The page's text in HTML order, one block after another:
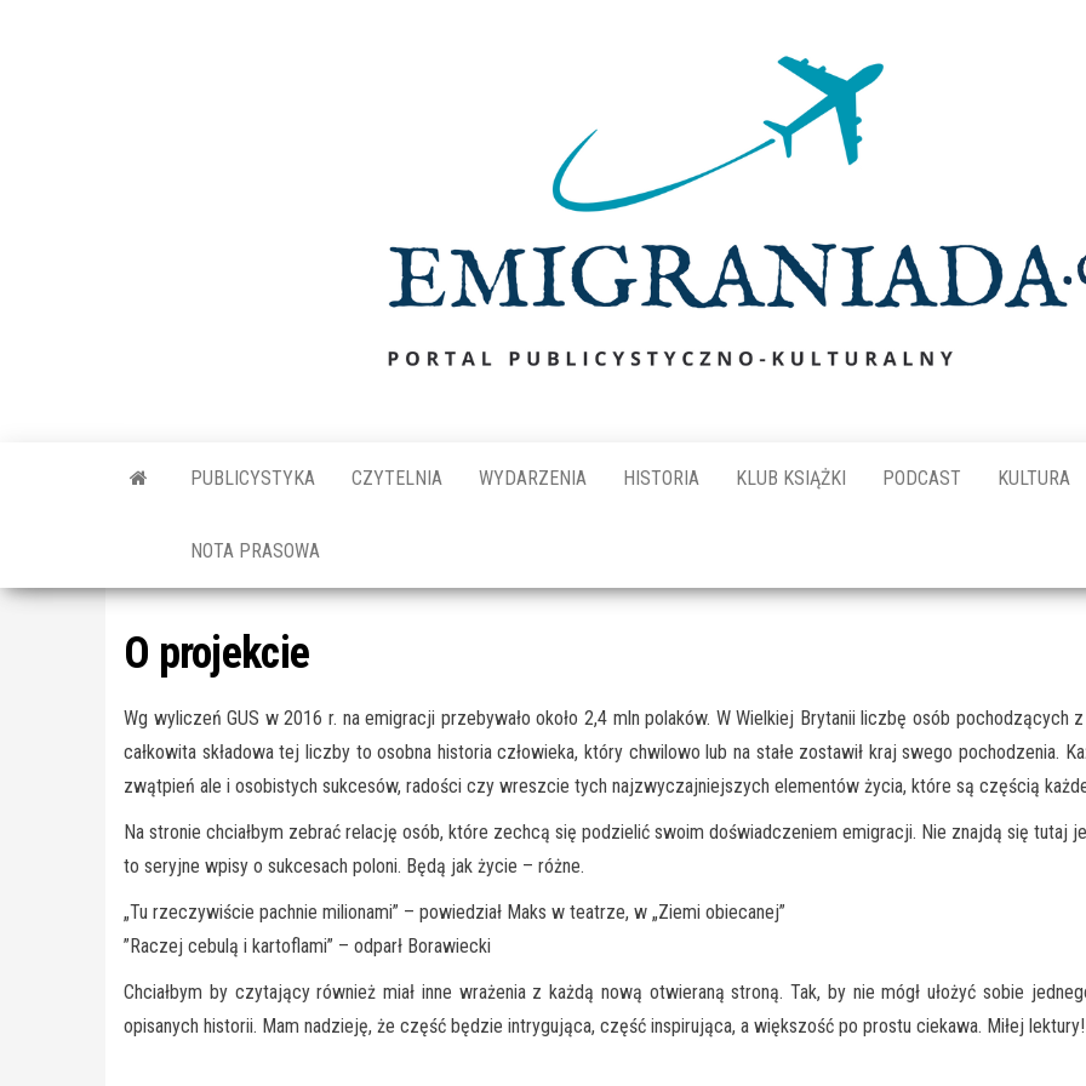
PUBLICYSTYKA CZYTELNIA WYDARZENIA HISTORIA KLUB KSIĄŻKI PODCAST KULTURA
NOTA PRASOWA
O projekcie
Wg wyliczeń GUS w 2016 r. na emigracji przebywało około 2,4 mln polaków. W Wielkiej Brytanii liczbę osób pochodzących
całkowita składowa tej liczby to osobna historia człowieka, który chwilowo lub na stałe zostawił kraj swego pochodzenia.
zwątpień ale i osobistych sukcesów, radości czy wreszcie tych najzwyczajniejszych elementów życia, które są częścią
Na stronie chciałbym zebrać relację osób, które zechcą się podzielić swoim doświadczeniem emigracji. Nie znajdą się tutaj
to seryjne wpisy o sukcesach poloni. Będą jak życie – różne.
„Tu rzeczywiście pachnie milionami” – powiedział Maks w teatrze, w „Ziemi obiecanej”
”Raczej cebulą i kartoflami” – odparł Borawiecki
Chciałbym by czytający również miał inne wrażenia z każdą nową otwieraną stroną. Tak, by nie mógł ułożyć sobie
opisanych historii. Mam nadzieję, że część będzie intrygująca, część inspirująca, a większość po prostu ciekawa. Miłej lektury!